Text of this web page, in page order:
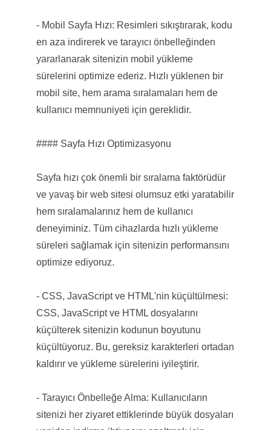
- Mobil Sayfa Hızı: Resimleri sıkıştırarak, kodu
en aza indirerek ve tarayıcı önbelleğinden
yararlanarak sitenizin mobil yükleme
sürelerini optimize ederiz. Hızlı yüklenen bir
mobil site, hem arama sıralamaları hem de
kullanıcı memnuniyeti için gereklidir.
#### Sayfa Hızı Optimizasyonu
Sayfa hızı çok önemli bir sıralama faktörüdür
ve yavaş bir web sitesi olumsuz etki yaratabilir
hem sıralamalarınız hem de kullanıcı
deneyiminiz. Tüm cihazlarda hızlı yükleme
süreleri sağlamak için sitenizin performansını
optimize ediyoruz.
- CSS, JavaScript ve HTML'nin küçültülmesi:
CSS, JavaScript ve HTML dosyalarını
küçülterek sitenizin kodunun boyutunu
küçültüyoruz. Bu, gereksiz karakterleri ortadan
kaldırır ve yükleme sürelerini iyileştirir.
- Tarayıcı Önbelleğe Alma: Kullanıcıların
sitenizi her ziyaret ettiklerinde büyük dosyaları